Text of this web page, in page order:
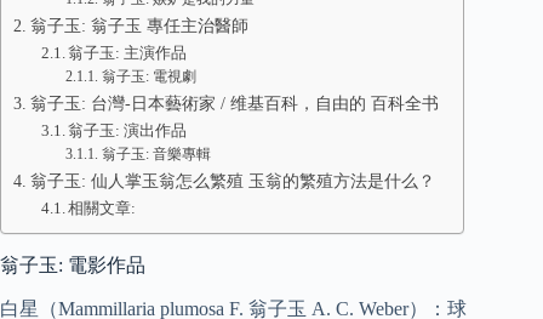
翁子玉: 翁子玉 專任主治醫師
翁子玉: 主演作品
翁子玉: 電視劇
翁子玉: 台灣-日本藝術家 / 维基百科，自由的 百科全书
翁子玉: 演出作品
翁子玉: 音樂專輯
翁子玉: 仙人掌玉翁怎么繁殖 玉翁的繁殖方法是什么？
相關文章:
翁子玉: 電影作品
白星（Mammillaria plumosa F. 翁子玉 A. C. Weber）：球